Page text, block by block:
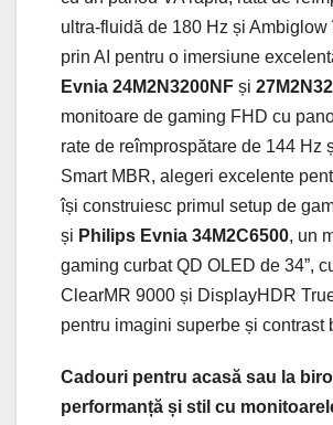
ultra-fluidă de 180 Hz și Ambiglow
prin AI pentru o imersiune
Evnia 24M2N3200NF și
monitoare de gaming FHD cu
rate de reîmprospătare de 144 Hz
Smart MBR, alegeri excelente
își construiesc primul setup de
și Philips Evnia 34M2C6500, un
gaming curbat QD OLED de 34”,
ClearMR 9000 și DisplayHDR
pentru imagini superbe și contrast
Cadouri pentru acasă sau la
performanță și stil cu